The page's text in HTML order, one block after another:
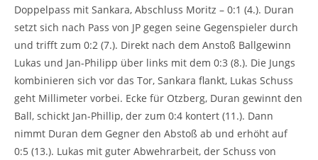
Doppelpass mit Sankara, Abschluss Moritz – 0:1 (4.). Duran
setzt sich nach Pass von JP gegen seine Gegenspieler durch
und trifft zum 0:2 (7.). Direkt nach dem Anstoß Ballgewinn
Lukas und Jan-Philipp über links mit dem 0:3 (8.). Die Jungs
kombinieren sich vor das Tor, Sankara flankt, Lukas Schuss
geht Millimeter vorbei. Ecke für Otzberg, Duran gewinnt den
Ball, schickt Jan-Phillip, der zum 0:4 kontert (11.). Dann
nimmt Duran dem Gegner den Abstoß ab und erhöht auf
0:5 (13.). Lukas mit guter Abwehrarbeit, der Schuss von